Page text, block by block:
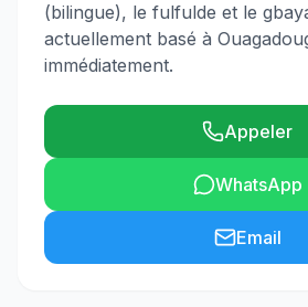
(bilingue), le fulfulde et le
actuellement basé à
immédiatement.
Appeler
WhatsApp
Email